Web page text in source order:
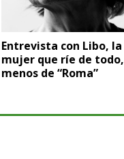
Entrevista con Libo, la
mujer que ríe de todo,
menos de “Roma”